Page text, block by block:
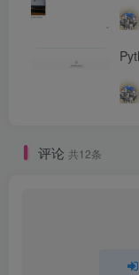
评论 共12条